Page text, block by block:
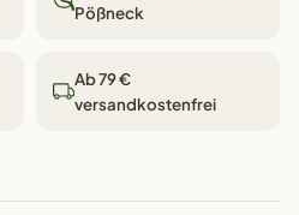
Pößneck
Ab 79 €
versandkostenfrei